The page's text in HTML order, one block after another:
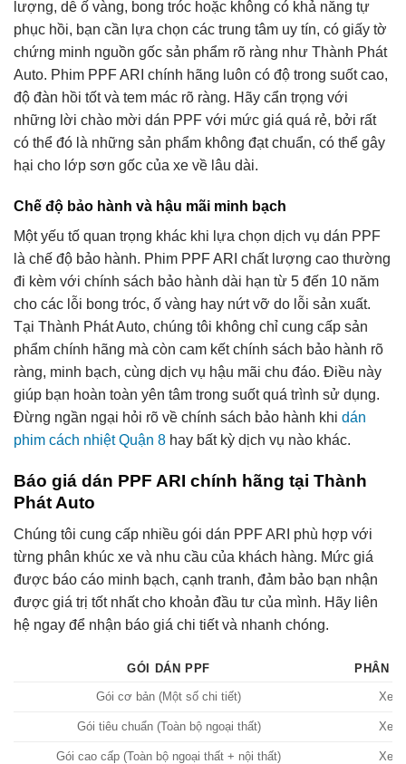
lượng, dễ ố vàng, bong tróc hoặc không có khả năng tự
phục hồi, bạn cần lựa chọn các trung tâm uy tín, có giấy tờ
chứng minh nguồn gốc sản phẩm rõ ràng như Thành Phát
Auto. Phim PPF ARI chính hãng luôn có độ trong suốt cao,
độ đàn hồi tốt và tem mác rõ ràng. Hãy cẩn trọng với
những lời chào mời dán PPF với mức giá quá rẻ, bởi rất
có thể đó là những sản phẩm không đạt chuẩn, có thể gây
hại cho lớp sơn gốc của xe về lâu dài.
Chế độ bảo hành và hậu mãi minh bạch
Một yếu tố quan trọng khác khi lựa chọn dịch vụ dán PPF
là chế độ bảo hành. Phim PPF ARI chất lượng cao thường
đi kèm với chính sách bảo hành dài hạn từ 5 đến 10 năm
cho các lỗi bong tróc, ố vàng hay nứt vỡ do lỗi sản xuất.
Tại Thành Phát Auto, chúng tôi không chỉ cung cấp sản
phẩm chính hãng mà còn cam kết chính sách bảo hành rõ
ràng, minh bạch, cùng dịch vụ hậu mãi chu đáo. Điều này
giúp bạn hoàn toàn yên tâm trong suốt quá trình sử dụng.
Đừng ngần ngại hỏi rõ về chính sách bảo hành khi dán
phim cách nhiệt Quận 8 hay bất kỳ dịch vụ nào khác.
Báo giá dán PPF ARI chính hãng tại Thành
Phát Auto
Chúng tôi cung cấp nhiều gói dán PPF ARI phù hợp với
từng phân khúc xe và nhu cầu của khách hàng. Mức giá
được báo cáo minh bạch, cạnh tranh, đảm bảo bạn nhận
được giá trị tốt nhất cho khoản đầu tư của mình. Hãy liên
hệ ngay để nhận báo giá chi tiết và nhanh chóng.
GÓI DÁN PPF PHÂN
Gói cơ bản (Một số chi tiết) Xe 4
Gói tiêu chuẩn (Toàn bộ ngoại thất) Xe 4
Gói cao cấp (Toàn bộ ngoại thất + nội thất) Xe 4